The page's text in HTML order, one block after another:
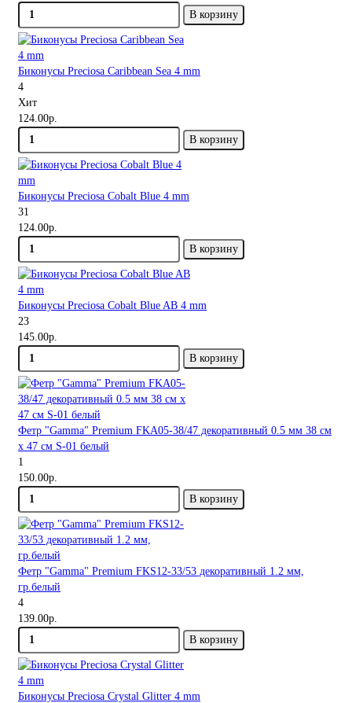
В корзину
Биконусы Preciosa Caribbean Sea 4 mm
4
Хит
124.00р.
В корзину
Биконусы Preciosa Cobalt Blue 4 mm
31
124.00р.
В корзину
Биконусы Preciosa Cobalt Blue AB 4 mm
23
145.00р.
В корзину
Фетр "Gamma" Premium FKA05-38/47 декоративный 0.5 мм 38 см
х 47 см S-01 белый
1
150.00р.
В корзину
Фетр "Gamma" Premium FKS12-33/53 декоративный 1.2 мм,
гр.белый
4
139.00р.
В корзину
Биконусы Preciosa Crystal Glitter 4 mm